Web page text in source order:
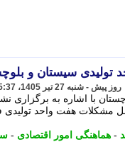
با اشاره به برگزاری
9 پرونده و حل مشکلات هفت
- هماهنگی امور اقتصادی -